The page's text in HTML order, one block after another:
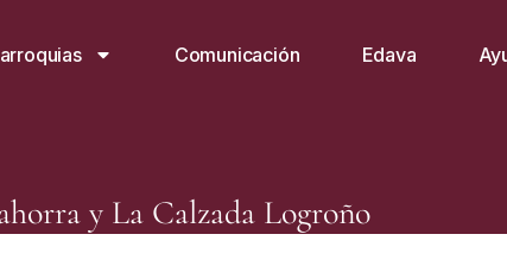
Comunicación Edava
y La Calzada Logroño